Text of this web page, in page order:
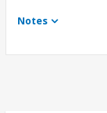
Notes